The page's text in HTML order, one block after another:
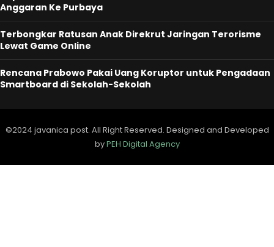
Anggaran Ke Purbaya
Terbongkar Ratusan Anak Direkrut Jaringan Terorisme
Lewat Game Online
Rencana Prabowo Pakai Uang Koruptor untuk Pengadaan
Smartboard di Sekolah-Sekolah
©2024 javanica post. All Right Reserved. Designed and Developed
byPEH Digital Agency